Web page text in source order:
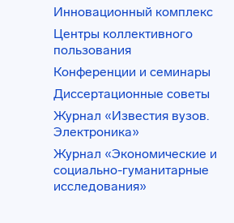
Инновационный комплекс
Центры коллективного
пользования
Конференции и семинары
Диссертационные советы
Журнал «Известия вузов.
Электроника»
Журнал «Экономические и
социально-гуманитарные
исследования»